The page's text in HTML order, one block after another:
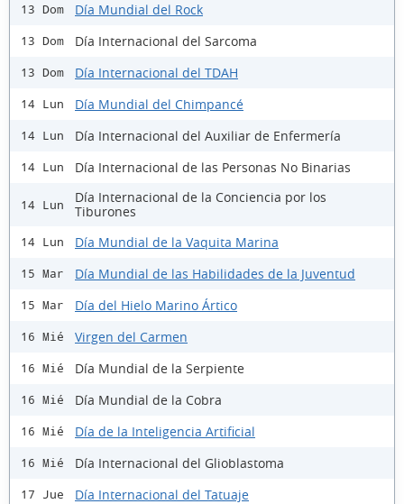
13 Dom Día Mundial del Rock
13 Dom Día Internacional del Sarcoma
13 Dom Día Internacional del TDAH
14 Lun Día Mundial del Chimpancé
14 Lun Día Internacional del Auxiliar de Enfermería
14 Lun Día Internacional de las Personas No Binarias
14 Lun
Día Internacional de la Conciencia por los
Tiburones
14 Lun Día Mundial de la Vaquita Marina
15 Mar Día Mundial de las Habilidades de la Juventud
15 Mar Día del Hielo Marino Ártico
16 Mié Virgen del Carmen
16 Mié Día Mundial de la Serpiente
16 Mié Día Mundial de la Cobra
16 Mié Día de la Inteligencia Artificial
16 Mié Día Internacional del Glioblastoma
17 Jue Día Internacional del Tatuaje